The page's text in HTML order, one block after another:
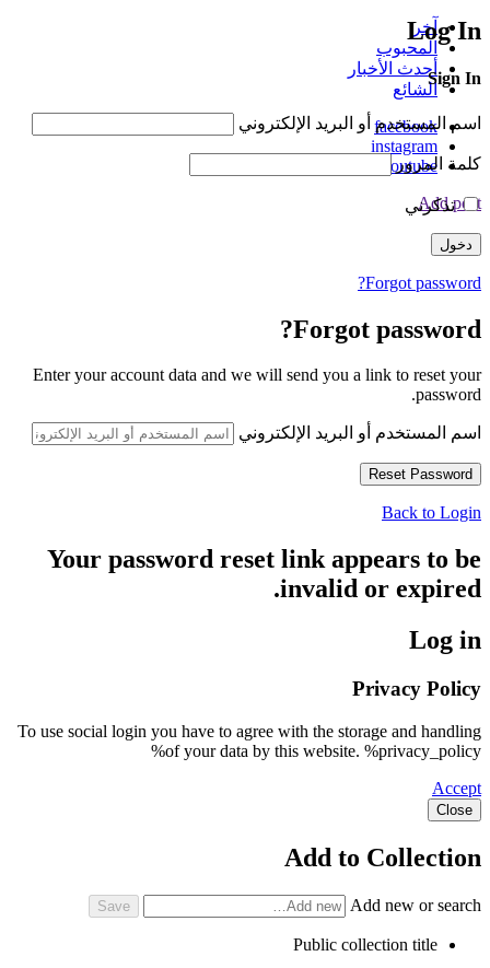
آخر
المحبوب
أحدث الأخبار
الشائع
facebook
instagram
youtube
Add post
Log In
Sign In
اسم المستخدم أو البريد الإلكتروني
كلمة المرور
تذكرني
Forgot password?
Forgot password?
Enter your account data and we will send you a link to reset your
password.
اسم المستخدم أو البريد الإلكتروني
Back to Login
Your password reset link appears to be
invalid or expired.
Log in
Privacy Policy
To use social login you have to agree with the storage and handling
of your data by this website. %privacy_policy%
Accept
Close
Add to Collection
Add new or search
Public collection title